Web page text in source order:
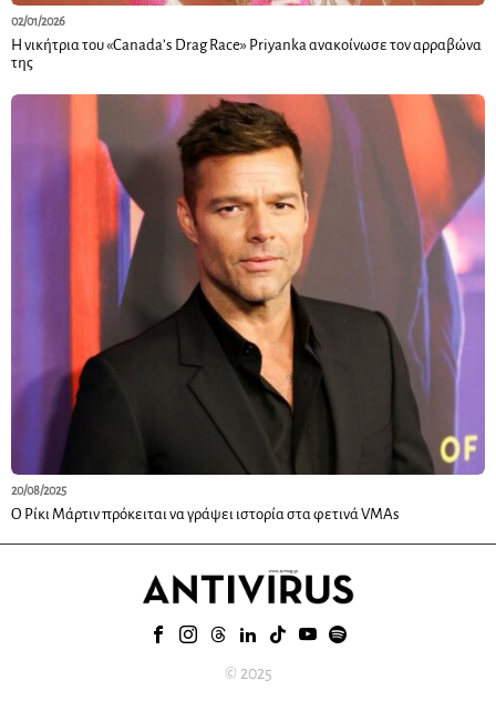
02/01/2026
Η νικήτρια του «Canada’s Drag Race» Priyanka ανακοίνωσε τον αρραβώνα
της
20/08/2025
Ο Ρίκι Μάρτιν πρόκειται να γράψει ιστορία στα φετινά VMAs
© 2025